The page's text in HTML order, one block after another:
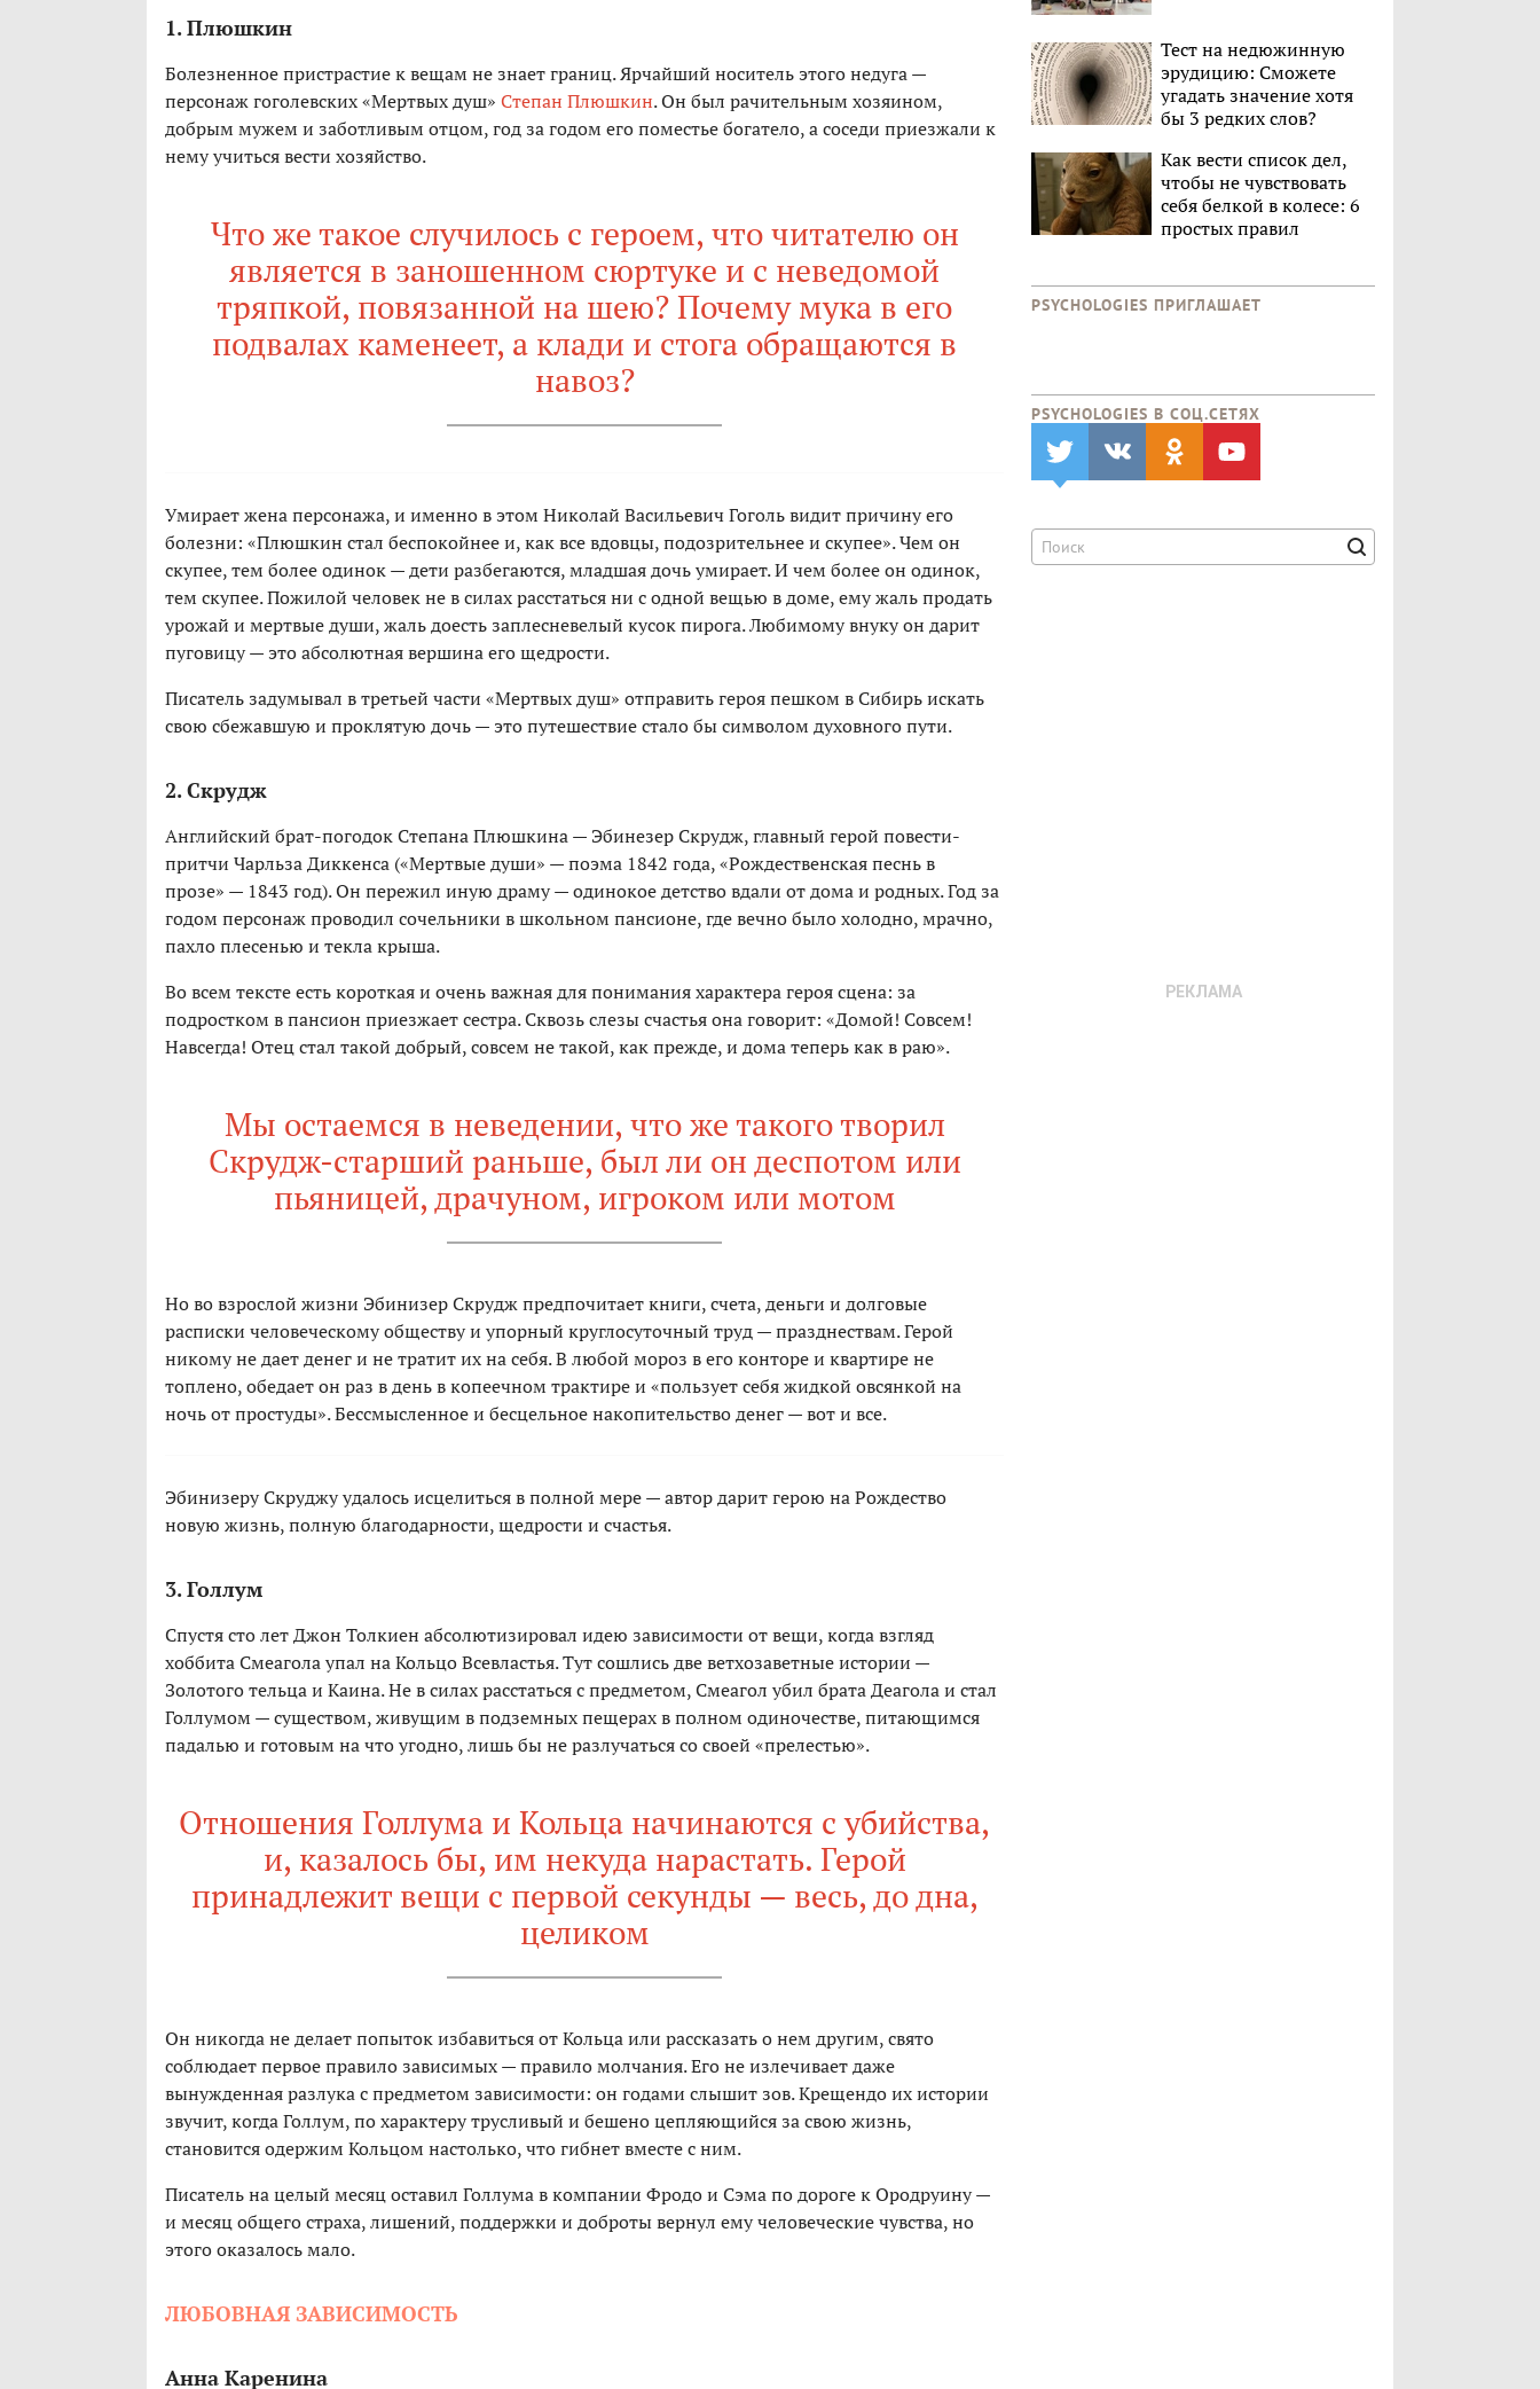
1. Плюшкин
Болезненное пристрастие к вещам не знает границ. Ярчайший носитель этого недуга —
персонаж гоголевских «Мертвых душ» Степан Плюшкин. Он был рачительным хозяином,
добрым мужем и заботливым отцом, год за годом его поместье богатело, а соседи приезжали к
нему учиться вести хозяйство.
Что же такое случилось с героем, что читателю он
является в заношенном сюртуке и с неведомой
тряпкой, повязанной на шею? Почему мука в его
подвалах каменеет, а клади и стога обращаются в
навоз?
Умирает жена персонажа, и именно в этом Николай Васильевич Гоголь видит причину его
болезни: «Плюшкин стал беспокойнее и, как все вдовцы, подозрительнее и скупее». Чем он
скупее, тем более одинок — дети разбегаются, младшая дочь умирает. И чем более он одинок,
тем скупее. Пожилой человек не в силах расстаться ни с одной вещью в доме, ему жаль продать
урожай и мертвые души, жаль доесть заплесневелый кусок пирога. Любимому внуку он дарит
пуговицу — это абсолютная вершина его щедрости.
Писатель задумывал в третьей части «Мертвых душ» отправить героя пешком в Сибирь искать
свою сбежавшую и проклятую дочь — это путешествие стало бы символом духовного пути.
2. Скрудж
Английский брат-погодок Степана Плюшкина — Эбинезер Скрудж, главный герой повести-
притчи Чарльза Диккенса («Мертвые души» — поэма 1842 года, «Рождественская песнь в
прозе» — 1843 год). Он пережил иную драму — одинокое детство вдали от дома и родных. Год за
годом персонаж проводил сочельники в школьном пансионе, где вечно было холодно, мрачно,
пахло плесенью и текла крыша.
Во всем тексте есть короткая и очень важная для понимания характера героя сцена: за
подростком в пансион приезжает сестра. Сквозь слезы счастья она говорит: «Домой! Совсем!
Навсегда! Отец стал такой добрый, совсем не такой, как прежде, и дома теперь как в раю».
Мы остаемся в неведении, что же такого творил
Скрудж-старший раньше, был ли он деспотом или
пьяницей, драчуном, игроком или мотом
Но во взрослой жизни Эбинизер Скрудж предпочитает книги, счета, деньги и долговые
расписки человеческому обществу и упорный круглосуточный труд — празднествам. Герой
никому не дает денег и не тратит их на себя. В любой мороз в его конторе и квартире не
топлено, обедает он раз в день в копеечном трактире и «пользует себя жидкой овсянкой на
ночь от простуды». Бессмысленное и бесцельное накопительство денег — вот и все.
Эбинизеру Скруджу удалось исцелиться в полной мере — автор дарит герою на Рождество
новую жизнь, полную благодарности, щедрости и счастья.
3. Голлум
Спустя сто лет Джон Толкиен абсолютизировал идею зависимости от вещи, когда взгляд
хоббита Смеагола упал на Кольцо Всевластья. Тут сошлись две ветхозаветные истории —
Золотого тельца и Каина. Не в силах расстаться с предметом, Смеагол убил брата Деагола и стал
Голлумом — существом, живущим в подземных пещерах в полном одиночестве, питающимся
падалью и готовым на что угодно, лишь бы не разлучаться со своей «прелестью».
Отношения Голлума и Кольца начинаются с убийства,
и, казалось бы, им некуда нарастать. Герой
принадлежит вещи с первой секунды — весь, до дна,
целиком
Он никогда не делает попыток избавиться от Кольца или рассказать о нем другим, свято
соблюдает первое правило зависимых — правило молчания. Его не излечивает даже
вынужденная разлука с предметом зависимости: он годами слышит зов. Крещендо их истории
звучит, когда Голлум, по характеру трусливый и бешено цепляющийся за свою жизнь,
становится одержим Кольцом настолько, что гибнет вместе с ним.
Писатель на целый месяц оставил Голлума в компании Фродо и Сэма по дороге к Ородруину —
и месяц общего страха, лишений, поддержки и доброты вернул ему человеческие чувства, но
этого оказалось мало.
ЛЮБОВНАЯ ЗАВИСИМОСТЬ
Анна Каренина
Тест на недюжинную
эрудицию: Сможете
угадать значение хотя
бы 3 редких слов?
Как вести список дел,
чтобы не чувствовать
себя белкой в колесе: 6
простых правил
PSYCHOLOGIES ПРИГЛАШАЕТ
PSYCHOLOGIES В CОЦ.СЕТЯХ